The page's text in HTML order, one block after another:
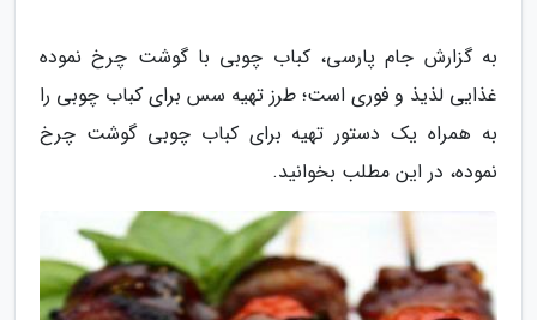
به گزارش جام پارسی، کباب چوبی با گوشت چرخ نموده
غذایی لذیذ و فوری است؛ طرز تهیه سس برای کباب چوبی را
به همراه یک دستور تهیه برای کباب چوبی گوشت چرخ
نموده، در این مطلب بخوانید.